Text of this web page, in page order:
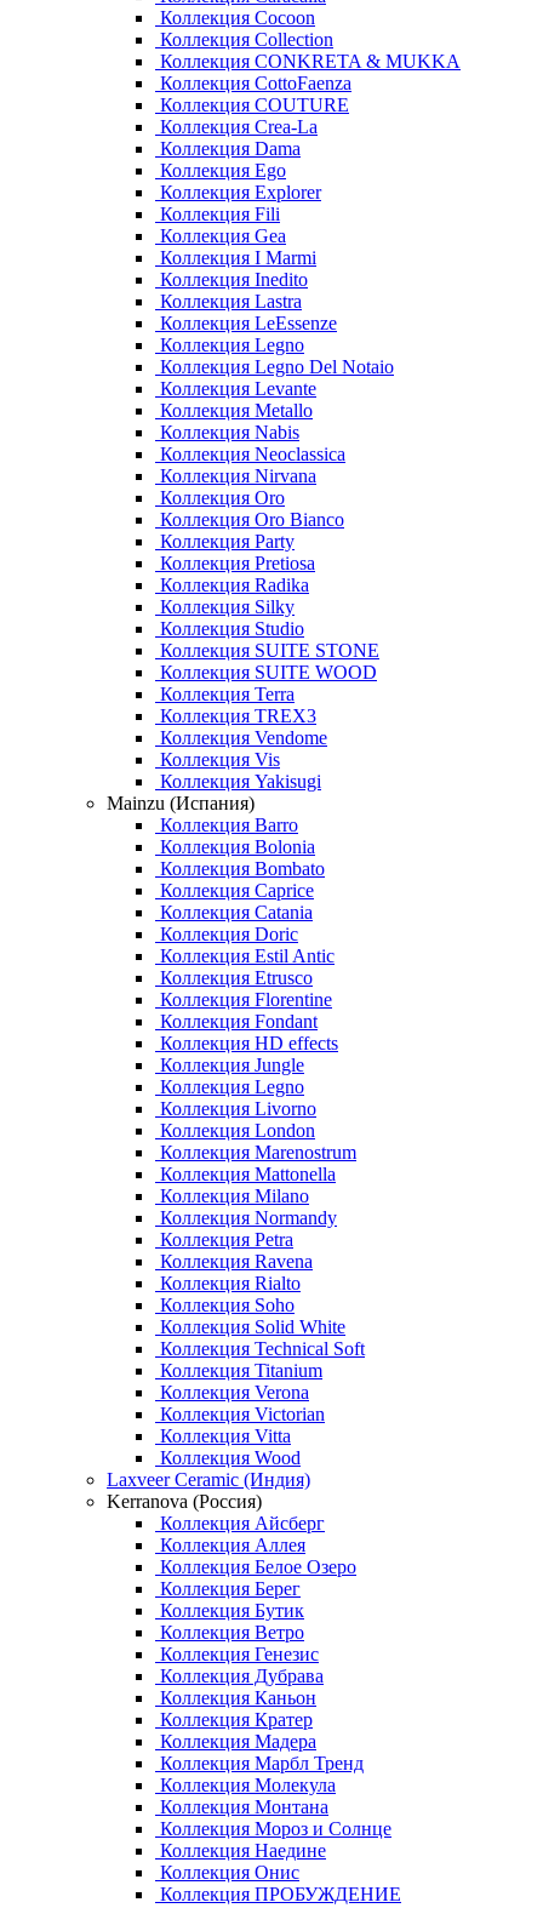
Коллекция Cocoon
Коллекция Collection
Коллекция CONKRETA & MUKKA
Коллекция CottoFaenza
Коллекция COUTURE
Коллекция Crea-La
Коллекция Dama
Коллекция Ego
Коллекция Explorer
Коллекция Fili
Коллекция Gea
Коллекция I Marmi
Коллекция Inedito
Коллекция Lastra
Коллекция LeEssenze
Коллекция Legno
Коллекция Legno Del Notaio
Коллекция Levante
Коллекция Metallo
Коллекция Nabis
Коллекция Neoclassica
Коллекция Nirvana
Коллекция Oro
Коллекция Oro Bianco
Коллекция Party
Коллекция Pretiosa
Коллекция Radika
Коллекция Silky
Коллекция Studio
Коллекция SUITE STONE
Коллекция SUITE WOOD
Коллекция Terra
Коллекция TREX3
Коллекция Vendome
Коллекция Vis
Коллекция Yakisugi
Mainzu (Испания)
Коллекция Barro
Коллекция Bolonia
Коллекция Bombato
Коллекция Caprice
Коллекция Catania
Коллекция Doric
Коллекция Estil Antic
Коллекция Etrusco
Коллекция Florentine
Коллекция Fondant
Коллекция HD effects
Коллекция Jungle
Коллекция Legno
Коллекция Livorno
Коллекция London
Коллекция Marenostrum
Коллекция Mattonella
Коллекция Milano
Коллекция Normandy
Коллекция Petra
Коллекция Ravena
Коллекция Rialto
Коллекция Soho
Коллекция Solid White
Коллекция Technical Soft
Коллекция Titanium
Коллекция Verona
Коллекция Victorian
Коллекция Vitta
Коллекция Wood
Laxveer Ceramic (Индия)
Kerranova (Россия)
Коллекция Айсберг
Коллекция Аллея
Коллекция Белое Озеро
Коллекция Берег
Коллекция Бутик
Коллекция Ветро
Коллекция Генезис
Коллекция Дубрава
Коллекция Каньон
Коллекция Кратер
Коллекция Мадера
Коллекция Марбл Тренд
Коллекция Молекула
Коллекция Монтана
Коллекция Мороз и Солнце
Коллекция Наедине
Коллекция Онис
Коллекция ПРОБУЖДЕНИЕ